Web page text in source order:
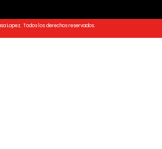
Lopez. Todos los derechos reservados.